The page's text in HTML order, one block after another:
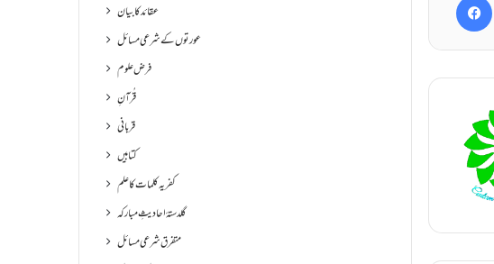
عقائد کا بیان
عورتوں کے شرعی مسائل
فرض علوم
قُرآنِ
قربانی
کتابیں
کفریہ کلمات کا علم
گلدستۂ احادیثِ مبارکہ
متفرق شرعی مسائل